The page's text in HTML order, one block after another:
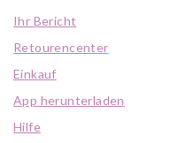
Ihr Bericht
Retourencenter
Einkauf
App herunterladen
Hilfe